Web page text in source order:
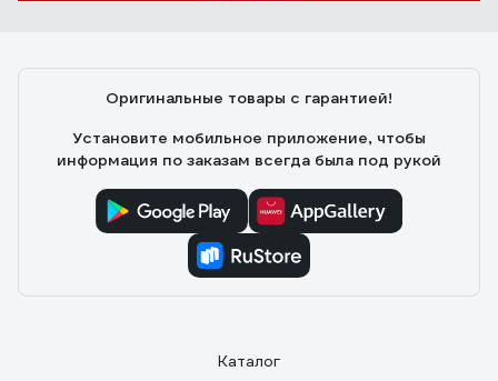
Оригинальные товары с гарантией!
Установите мобильное приложение, чтобы
информация по заказам всегда была под рукой
Каталог